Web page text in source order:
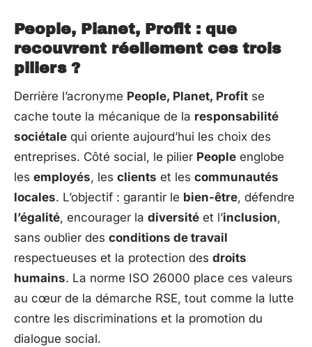
People, Planet, Profit : que
recouvrent réellement ces trois
piliers ?
Derrière l’acronyme People, Planet, Profit se
cache toute la mécanique de la responsabilité
sociétale qui oriente aujourd’hui les choix des
entreprises. Côté social, le pilier People englobe
les employés, les clients et les communautés
locales. L’objectif : garantir le bien-être, défendre
l’égalité, encourager la diversité et l’inclusion,
sans oublier des conditions de travail
respectueuses et la protection des droits
humains. La norme ISO 26000 place ces valeurs
au cœur de la démarche RSE, tout comme la lutte
contre les discriminations et la promotion du
dialogue social.